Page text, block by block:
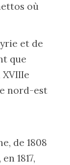
où
et de
que
nord-est
de 1808
1817,